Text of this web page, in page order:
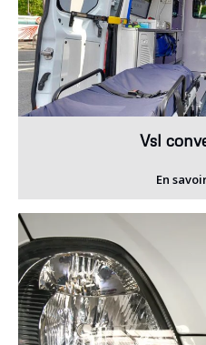
Vsl
En